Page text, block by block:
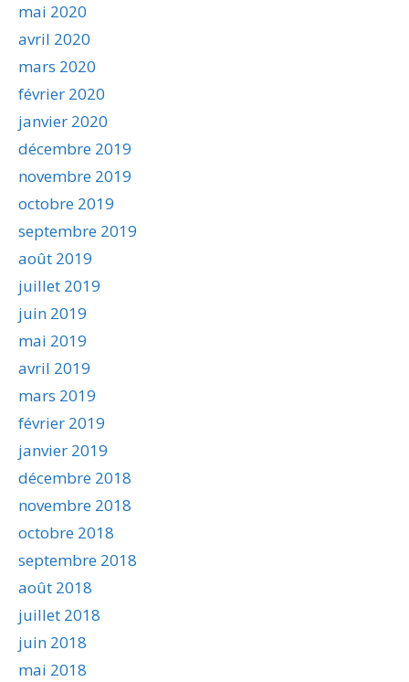
mai 2020
avril 2020
mars 2020
février 2020
janvier 2020
décembre 2019
novembre 2019
octobre 2019
septembre 2019
août 2019
juillet 2019
juin 2019
mai 2019
avril 2019
mars 2019
février 2019
janvier 2019
décembre 2018
novembre 2018
octobre 2018
septembre 2018
août 2018
juillet 2018
juin 2018
mai 2018